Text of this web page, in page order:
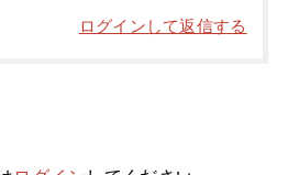
ログインして返信する